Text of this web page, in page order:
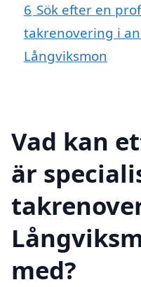
6 Sök efter en
takrenovering i
Långviksmon
Vad kan
är
med?